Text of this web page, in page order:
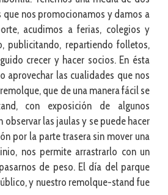
que nos promocionamos y damos a
acudimos a ferias, colegios y
publicitando, repartiendo folletos,
crecer y hacer socios. En ésta
aprovechar las cualidades que nos
que de una manera fácil se
con exposición de algunos
observar las jaulas y se puede hacer
por la parte trasera sin mover una
nos permite arrastrarlo con un
de peso. El día del parque
y nuestro remolque-stand fue